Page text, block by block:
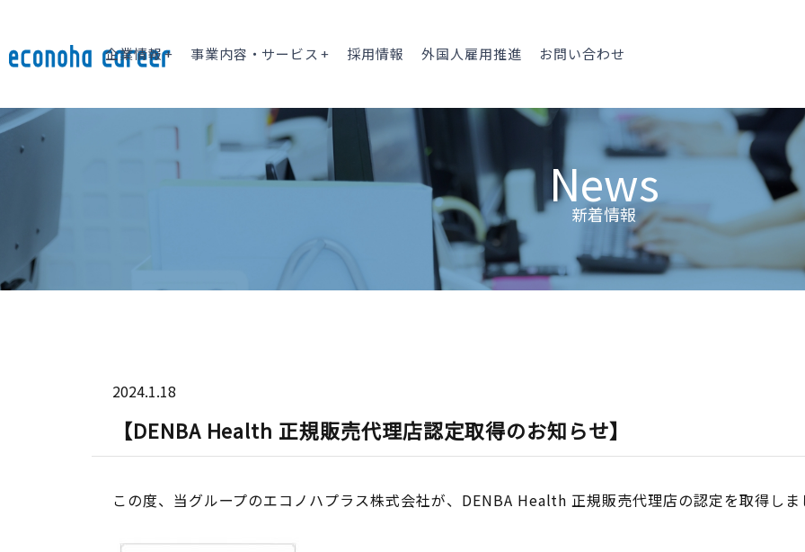
企業情報 事業内容・サービス 採用情報 外国人雇用推進 お問い合わせ
News
新着情報
2024.1.18
【DENBA Health 正規販売代理店認定取得のお知らせ】
この度、当グループのエコノハプラス株式会社が、DENBA Health 正規販売代理店の認定を取得しま